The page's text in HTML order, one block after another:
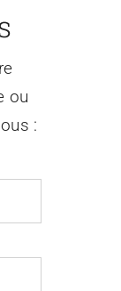
ou
: